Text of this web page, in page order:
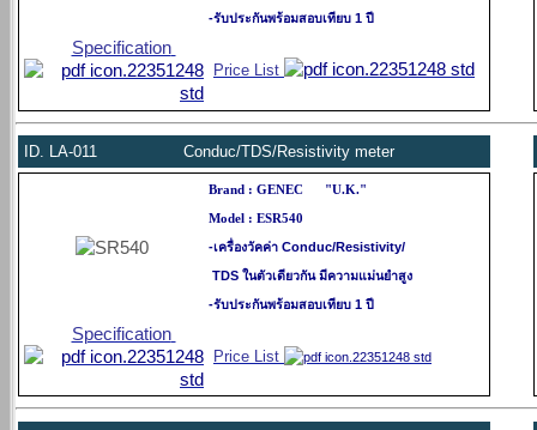
-รับประกันพร้อมสอบเทียบ 1 ปี
Specification
Price List
ID. LA-011 Conduc/TDS/Resistivity meter
Brand : GENEC "U.K."
Model : ESR540
-เครื่องวัคค่า Conduc/Resistivity/
TDS ในตัวเดียวกัน มีความแม่นยำสูง
-รับประกันพร้อมสอบเทียบ 1 ปี
Specification
Price List